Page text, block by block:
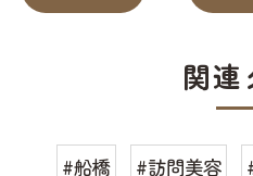
関連
#船橋 #訪問美容